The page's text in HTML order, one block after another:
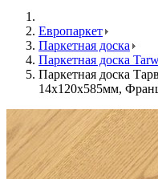
Европаркет
Паркетная доска
Паркетная доска
Паркетная доска
14х120х585мм,